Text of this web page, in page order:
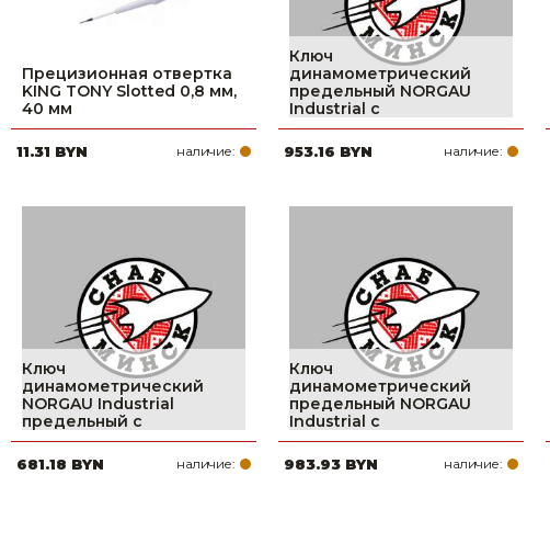
Прецизионная отвертка
KING TONY Slotted 0,8 мм,
40 мм
11.31 BYN наличие:
Ключ
динамометрический
предельный NORGAU
Industrial с
953.16 BYN наличие:
Ключ
динамометрический
NORGAU Industrial
предельный с
681.18 BYN наличие:
Ключ
динамометрический
предельный NORGAU
Industrial с
983.93 BYN наличие: